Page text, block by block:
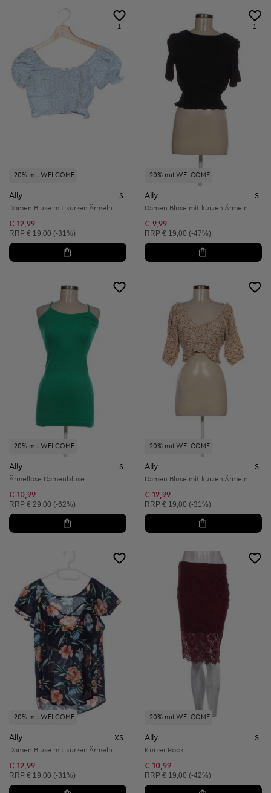
-20% mit WELCOME
1
Ally S
Damen Bluse mit kurzen Ärmeln
€ 12,99
Unverbindliche Preisempfehlung:
RRP € 19,00 (-31%)
-20% mit WELCOME
1
Ally S
Damen Bluse mit kurzen Ärmeln
€ 9,99
Unverbindliche Preisempfehlung:
RRP € 19,00 (-47%)
-20% mit WELCOME
Ally S
Ärmellose Damenbluse
€ 10,99
Unverbindliche Preisempfehlung:
RRP € 29,00 (-62%)
-20% mit WELCOME
Ally S
Damen Bluse mit kurzen Ärmeln
€ 12,99
Unverbindliche Preisempfehlung:
RRP € 19,00 (-31%)
-20% mit WELCOME
Ally XS
Damen Bluse mit kurzen Ärmeln
€ 12,99
Unverbindliche Preisempfehlung:
RRP € 19,00 (-31%)
-20% mit WELCOME
Ally S
Kurzer Rock
€ 10,99
Unverbindliche Preisempfehlung:
RRP € 19,00 (-42%)